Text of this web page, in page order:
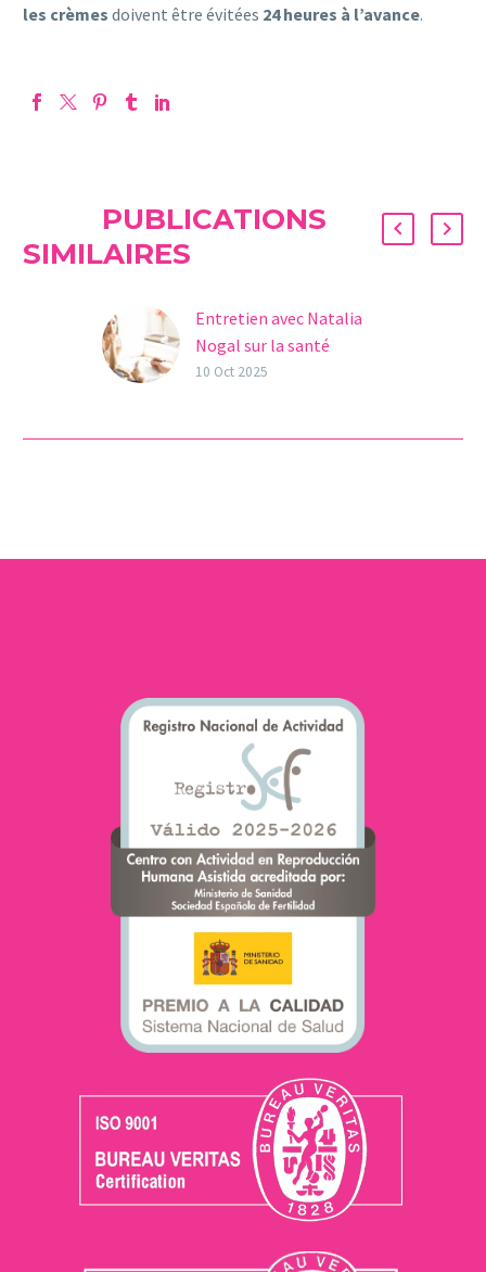
les crèmes doivent être évitées 24 heures à l’avance.
PUBLICATIONS
SIMILAIRES
Entretien avec Natalia
Nogal sur la santé
mentale et la fertilité : «
plus déterminants
l’ovulation difficile et
affectent le sperme.
10 Oct 2025